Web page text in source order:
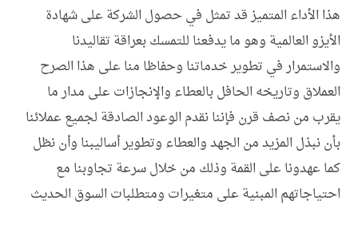
هذا الأداء المتميز قد تمثل في حصول الشركة على شهادة
الأيزو العالمية وهو ما يدفعنا للتمسك بعراقة تقاليدنا
والاستمرار في تطوير خدماتنا وحفاظا منا على هذا الصرح
العملاق وتاريخه الحافل بالعطاء والإنجازات على مدار ما
يقرب من نصف قرن فإننا نقدم الوعود الصادقة لجميع عملائنا
بأن نبذل المزيد من الجهد والعطاء وتطوير أساليبنا وأن نظل
كما عهدونا على القمة وذلك من خلال سرعة تجاوبنا مع
احتياجاتهم المبنية على متغيرات ومتطلبات السوق الحديث